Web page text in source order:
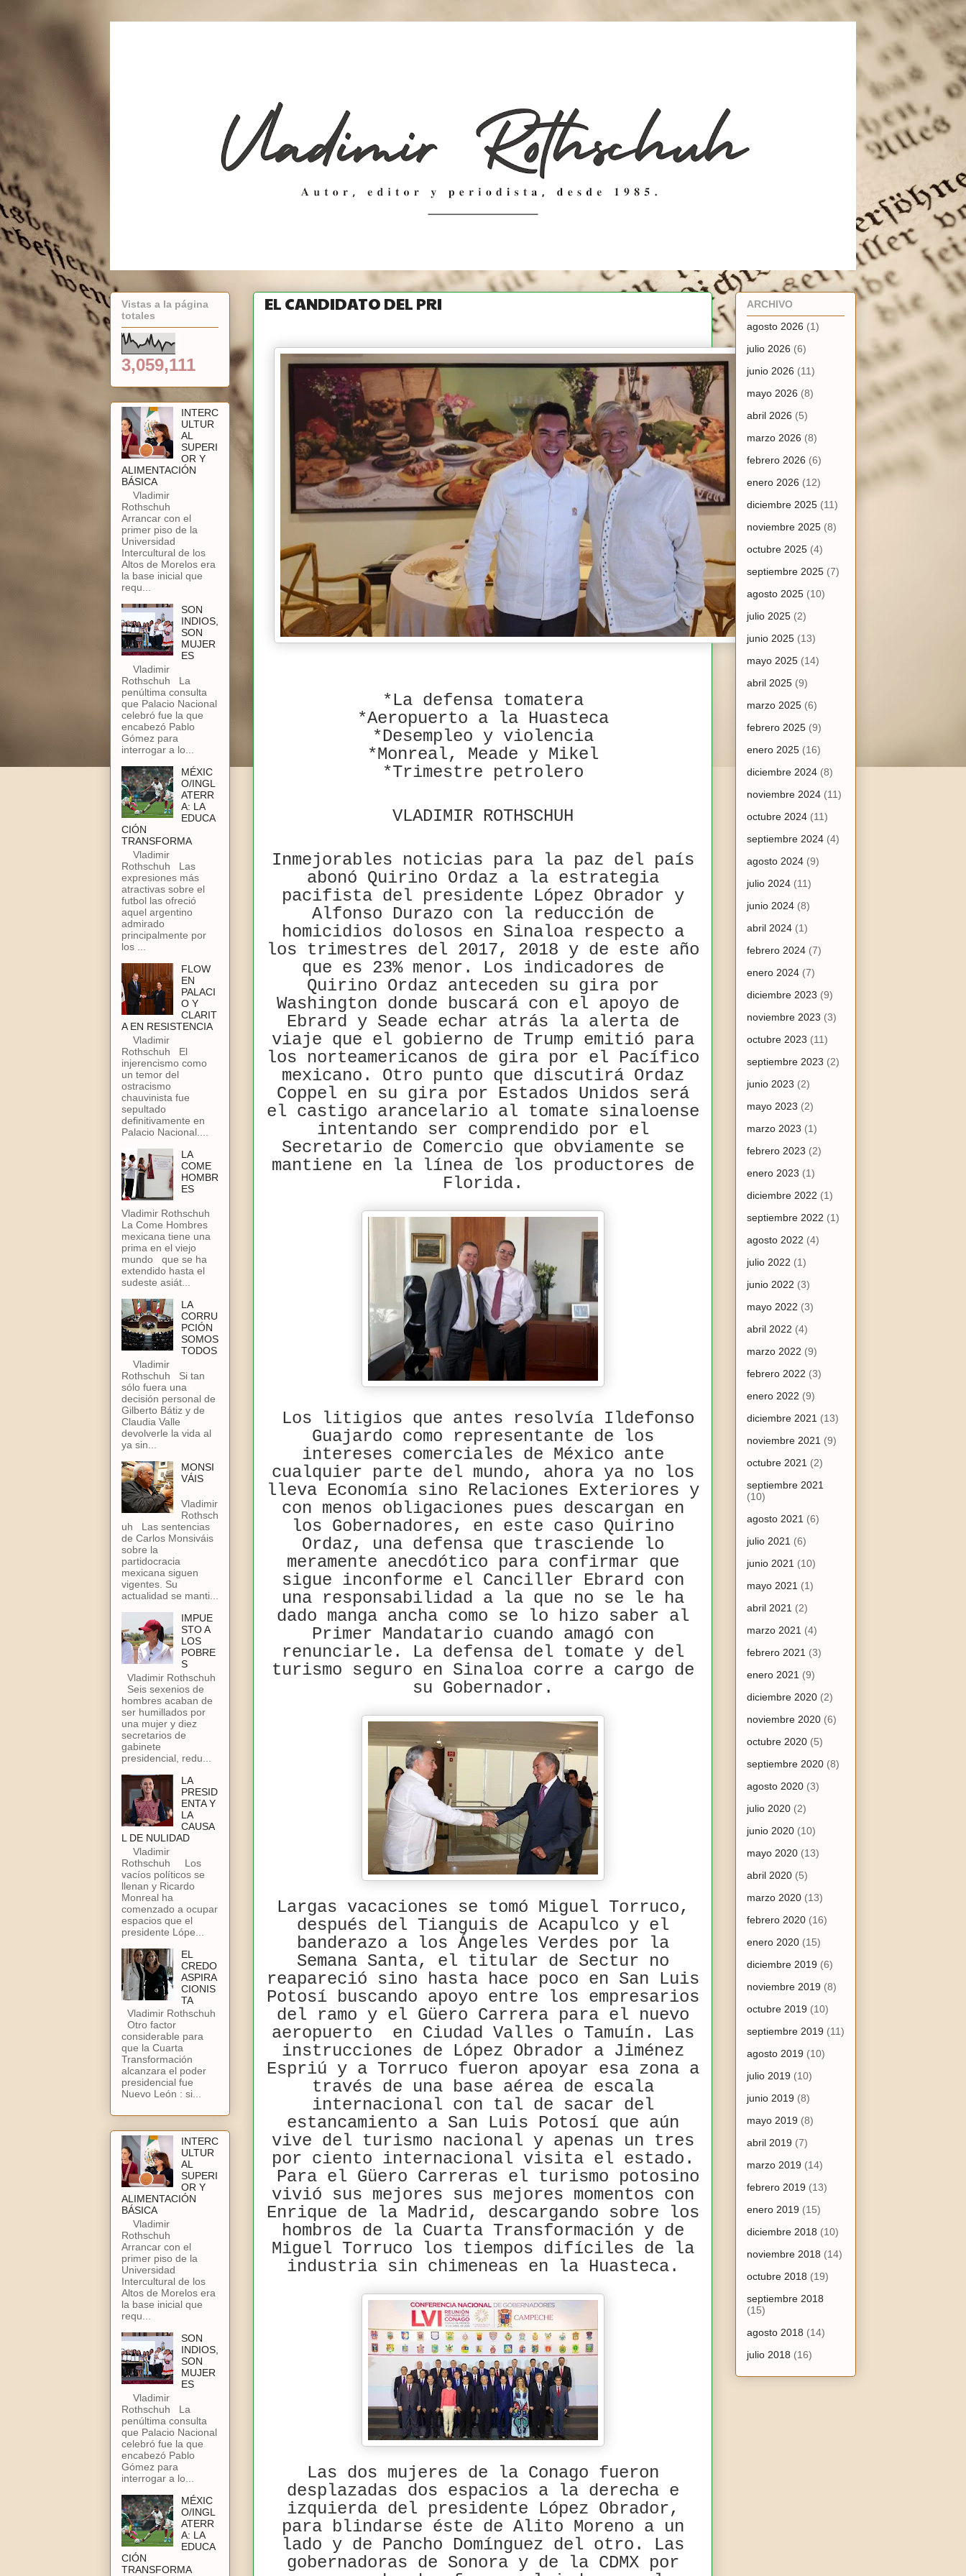
EL CANDIDATO DEL PRI
*La defensa tomatera
*Aeropuerto a la Huasteca
*Desempleo y violencia
*Monreal, Meade y Mikel
*Trimestre petrolero
VLADIMIR ROTHSCHUH
Inmejorables noticias para la paz del país
abonó Quirino Ordaz a la estrategia
pacifista del presidente López Obrador y
Alfonso Durazo con la reducción de
homicidios dolosos en Sinaloa respecto a
los trimestres del 2017, 2018 y de este año
que es 23% menor. Los indicadores de
Quirino Ordaz anteceden su gira por
Washington donde buscará con el apoyo de
Ebrard y Seade echar atrás la alerta de
viaje que el gobierno de Trump emitió para
los norteamericanos de gira por el Pacífico
mexicano. Otro punto que discutirá Ordaz
Coppel en su gira por Estados Unidos será
el castigo arancelario al tomate sinaloense
intentando ser comprendido por el
Secretario de Comercio que obviamente se
mantiene en la línea de los productores de
Florida.
Los litigios que antes resolvía Ildefonso
Guajardo como representante de los
intereses comerciales de México ante
cualquier parte del mundo, ahora ya no los
lleva Economía sino Relaciones Exteriores y
con menos obligaciones pues descargan en
los Gobernadores, en este caso Quirino
Ordaz, una defensa que trasciende lo
meramente anecdótico para confirmar que
sigue inconforme el Canciller Ebrard con
una responsabilidad a la que no se le ha
dado manga ancha como se lo hizo saber al
Primer Mandatario cuando amagó con
renunciarle. La defensa del tomate y del
turismo seguro en Sinaloa corre a cargo de
su Gobernador.
Largas vacaciones se tomó Miguel Torruco,
después del Tianguis de Acapulco y el
banderazo a los Ángeles Verdes por la
Semana Santa, el titular de Sectur no
reapareció sino hasta hace poco en San Luis
Potosí buscando apoyo entre los empresarios
del ramo y el Güero Carrera para el nuevo
aeropuerto
en Ciudad Valles o Tamuín. Las
instrucciones de López Obrador a Jiménez
Espriú y a Torruco fueron apoyar esa zona a
través de una base aérea de escala
internacional con tal de sacar del
estancamiento a San Luis Potosí que aún
vive del turismo nacional y apenas un tres
por ciento internacional visita el estado.
Para el Güero Carreras el turismo potosino
vivió sus mejores sus mejores momentos con
Enrique de la Madrid, descargando sobre los
hombros de la Cuarta Transformación y de
Miguel Torruco los tiempos difíciles de la
industria sin chimeneas en la Huasteca.
Las dos mujeres de la Conago fueron
desplazadas dos espacios a la derecha e
izquierda del presidente López Obrador,
para blindarse éste de Alito Moreno a un
lado y de Pancho Domínguez del otro. Las
gobernadoras de Sonora y de la CDMX por
Vistas a la página
totales
3,059,111
INTERC
ULTUR
AL
SUPERI
OR Y
ALIMENTACIÓN
BÁSICA
Vladimir
Rothschuh
Arrancar con el
primer piso de la
Universidad
Intercultural de los
Altos de Morelos era
la base inicial que
requ...
SON
INDIOS,
SON
MUJER
ES
Vladimir
Rothschuh La
penúltima consulta
que Palacio Nacional
celebró fue la que
encabezó Pablo
Gómez para
interrogar a lo...
MÉXIC
O/INGL
ATERR
A: LA
EDUCA
CIÓN
TRANSFORMA
Vladimir
Rothschuh Las
expresiones más
atractivas sobre el
futbol las ofreció
aquel argentino
admirado
principalmente por
los ...
FLOW
EN
PALACI
O Y
CLARIT
A EN RESISTENCIA
Vladimir
Rothschuh El
injerencismo como
un temor del
ostracismo
chauvinista fue
sepultado
definitivamente en
Palacio Nacional....
LA
COME
HOMBR
ES
Vladimir Rothschuh
La Come Hombres
mexicana tiene una
prima en el viejo
mundo que se ha
extendido hasta el
sudeste asiát...
LA
CORRU
PCIÓN
SOMOS
TODOS
Vladimir
Rothschuh Si tan
sólo fuera una
decisión personal de
Gilberto Bátiz y de
Claudia Valle
devolverle la vida al
ya sin...
MONSI
VÁIS
Vladimir
Rothsch
uh Las sentencias
de Carlos Monsiváis
sobre la
partidocracia
mexicana siguen
vigentes. Su
actualidad se manti...
IMPUE
STO A
LOS
POBRE
S
Vladimir Rothschuh
Seis sexenios de
hombres acaban de
ser humillados por
una mujer y diez
secretarios de
gabinete
presidencial, redu...
LA
PRESID
ENTA Y
LA
CAUSA
L DE NULIDAD
Vladimir
Rothschuh Los
vacíos políticos se
llenan y Ricardo
Monreal ha
comenzado a ocupar
espacios que el
presidente Lópe...
EL
CREDO
ASPIRA
CIONIS
TA
Vladimir Rothschuh
Otro factor
considerable para
que la Cuarta
Transformación
alcanzara el poder
presidencial fue
Nuevo León : si...
INTERC
ULTUR
AL
SUPERI
OR Y
ALIMENTACIÓN
BÁSICA
Vladimir
Rothschuh
Arrancar con el
primer piso de la
Universidad
Intercultural de los
Altos de Morelos era
la base inicial que
requ...
SON
INDIOS,
SON
MUJER
ES
Vladimir
Rothschuh La
penúltima consulta
que Palacio Nacional
celebró fue la que
encabezó Pablo
Gómez para
interrogar a lo...
MÉXIC
O/INGL
ATERR
A: LA
EDUCA
CIÓN
TRANSFORMA
ARCHIVO
agosto 2026 (1)
julio 2026 (6)
junio 2026 (11)
mayo 2026 (8)
abril 2026 (5)
marzo 2026 (8)
febrero 2026 (6)
enero 2026 (12)
diciembre 2025 (11)
noviembre 2025 (8)
octubre 2025 (4)
septiembre 2025 (7)
agosto 2025 (10)
julio 2025 (2)
junio 2025 (13)
mayo 2025 (14)
abril 2025 (9)
marzo 2025 (6)
febrero 2025 (9)
enero 2025 (16)
diciembre 2024 (8)
noviembre 2024 (11)
octubre 2024 (11)
septiembre 2024 (4)
agosto 2024 (9)
julio 2024 (11)
junio 2024 (8)
abril 2024 (1)
febrero 2024 (7)
enero 2024 (7)
diciembre 2023 (9)
noviembre 2023 (3)
octubre 2023 (11)
septiembre 2023 (2)
junio 2023 (2)
mayo 2023 (2)
marzo 2023 (1)
febrero 2023 (2)
enero 2023 (1)
diciembre 2022 (1)
septiembre 2022 (1)
agosto 2022 (4)
julio 2022 (1)
junio 2022 (3)
mayo 2022 (3)
abril 2022 (4)
marzo 2022 (9)
febrero 2022 (3)
enero 2022 (9)
diciembre 2021 (13)
noviembre 2021 (9)
octubre 2021 (2)
septiembre 2021
(10)
agosto 2021 (6)
julio 2021 (6)
junio 2021 (10)
mayo 2021 (1)
abril 2021 (2)
marzo 2021 (4)
febrero 2021 (3)
enero 2021 (9)
diciembre 2020 (2)
noviembre 2020 (6)
octubre 2020 (5)
septiembre 2020 (8)
agosto 2020 (3)
julio 2020 (2)
junio 2020 (10)
mayo 2020 (13)
abril 2020 (5)
marzo 2020 (13)
febrero 2020 (16)
enero 2020 (15)
diciembre 2019 (6)
noviembre 2019 (8)
octubre 2019 (10)
septiembre 2019 (11)
agosto 2019 (10)
julio 2019 (10)
junio 2019 (8)
mayo 2019 (8)
abril 2019 (7)
marzo 2019 (14)
febrero 2019 (13)
enero 2019 (15)
diciembre 2018 (10)
noviembre 2018 (14)
octubre 2018 (19)
septiembre 2018
(15)
agosto 2018 (14)
julio 2018 (16)